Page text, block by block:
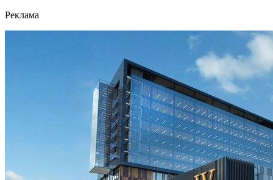
Реклама